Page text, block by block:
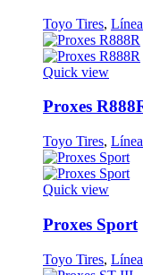
Toyo Tires,
Quick view
Proxes
Toyo Tires,
Quick view
Proxes Sport
Toyo Tires,